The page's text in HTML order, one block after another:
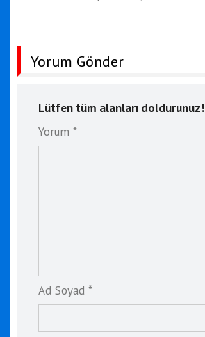
Yorum Gönder
Lütfen tüm alanları doldurunuz!
Yorum *
Ad Soyad *